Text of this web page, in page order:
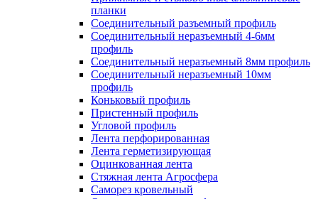
планки
Соединительный разъемный профиль
Соединительный неразъемный 4-6мм
профиль
Соединительный неразъемный 8мм профиль
Соединительный неразъемный 10мм
профиль
Коньковый профиль
Пристенный профиль
Угловой профиль
Лента перфорированная
Лента герметизирующая
Оцинкованная лента
Стяжная лента Агросфера
Саморез кровельный